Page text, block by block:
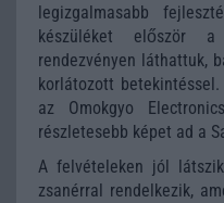
legizgalmasabb
készüléket először a
rendezvényen láthattuk,
korlátozott
az Omokgyo
részletesebb képet ad a
A felvételeken jól
zsanérral rendelkezik,